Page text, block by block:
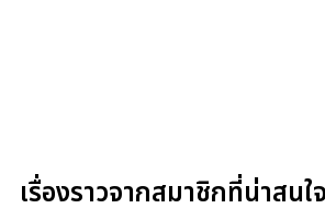
เรื่องราวจากสมาชิกที่น่าสนใจ